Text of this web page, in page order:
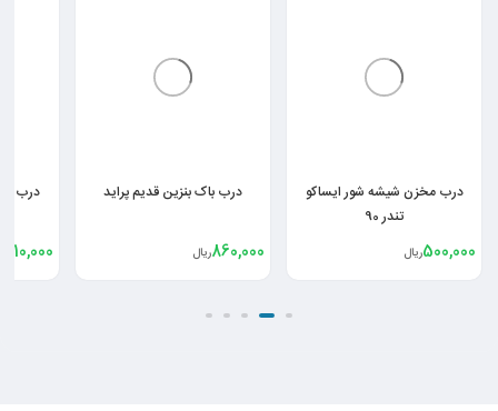
درب مخزن شیشه شور ایساکو
تندر 90
500,000ریال
درب باک بنزین قدیم پراید
860,000ریال